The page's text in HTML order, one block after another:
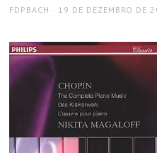
AUTHOR
FDPBACH
POSTED
19 DE DEZEMBRO DE